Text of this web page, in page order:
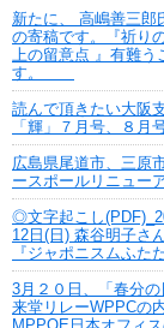
新たに、 高嶋善三郎
の寄稿です。『祈り
上の留意点 』有難う
す。
読んで頂きたい大阪
「輝」７月号、８月号
広島県尾道市、三原
ースポールリニューア
◎文字起こし
12日(日) 森谷明子さ
『ジャポニスムふた
3月２０日、「春分
来堂リレーWPPCの